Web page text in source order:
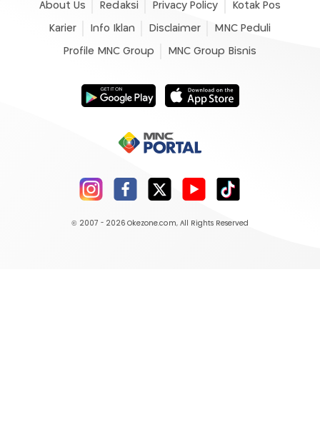
About Us Redaksi Privacy Policy Kotak Pos
Karier Info Iklan Disclaimer MNC Peduli
Profile MNC Group MNC Group Bisnis
© 2007 - 2026 Okezone.com, All Rights Reserved